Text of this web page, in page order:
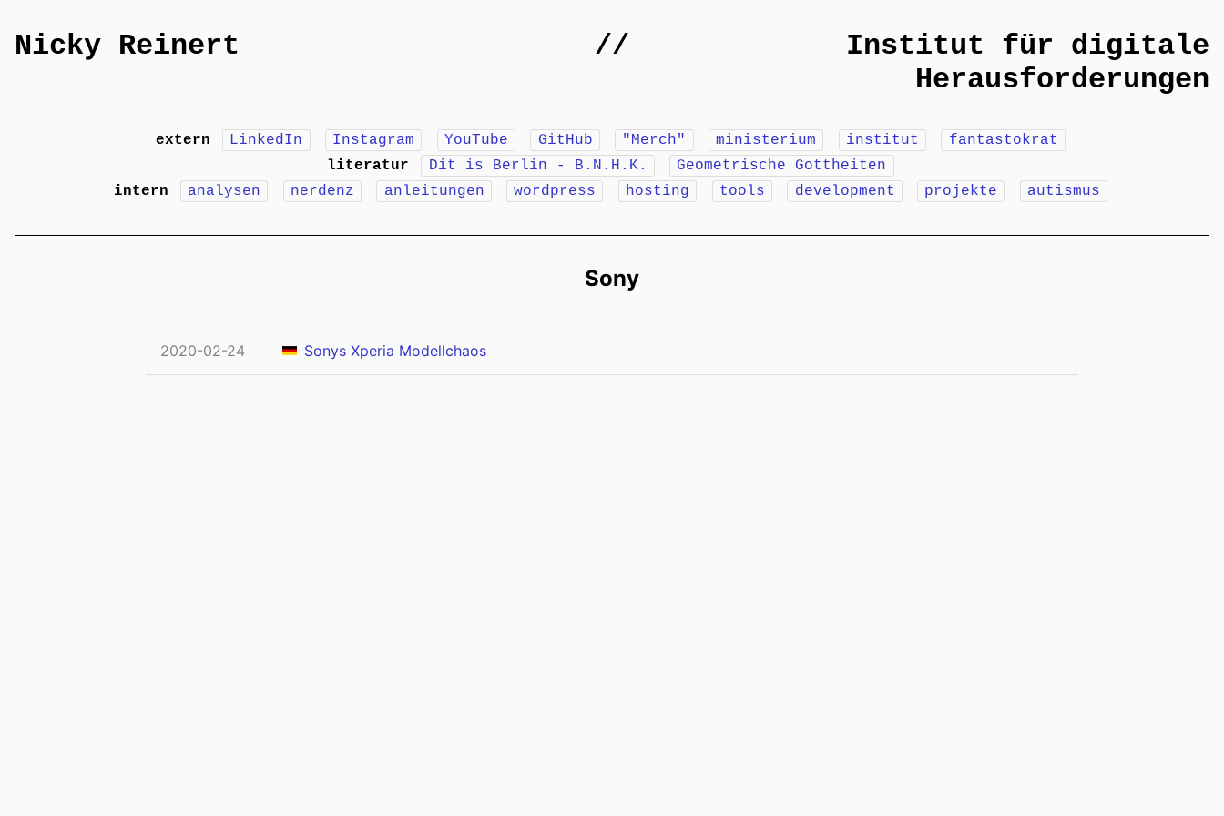
Nicky Reinert //
Institut für digitale
Herausforderungen
extern LinkedIn Instagram YouTube GitHub "Merch" ministerium institut
fantastokrat
literatur
Dit is Berlin - B.N.H.K.
Geometrische Gottheiten
intern
analysen nerdenz anleitungen wordpress hosting tools development projekte autismus
Sony
2020-02-24 Sonys Xperia Modellchaos